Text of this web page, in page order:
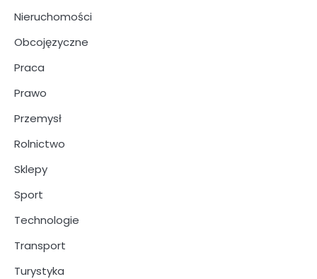
Nieruchomości
Obcojęzyczne
Praca
Prawo
Przemysł
Rolnictwo
Sklepy
Sport
Technologie
Transport
Turystyka